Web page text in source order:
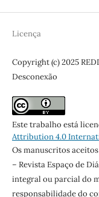
Licença
Copyright (c) 2025
Desconexão
Este trabalho está
Attribution 4.0
Os manuscritos
– Revista Espaço de
integral ou parcial do
responsabilidade do